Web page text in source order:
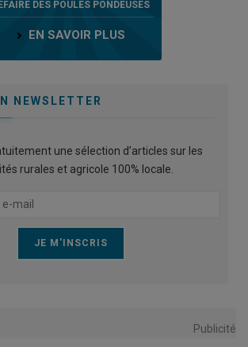
DES POULES PONDEUSES
EN SAVOIR PLUS
NEWSLETTER
une sélection d’articles sur les
rurales et agricole 100% locale.
Publicité